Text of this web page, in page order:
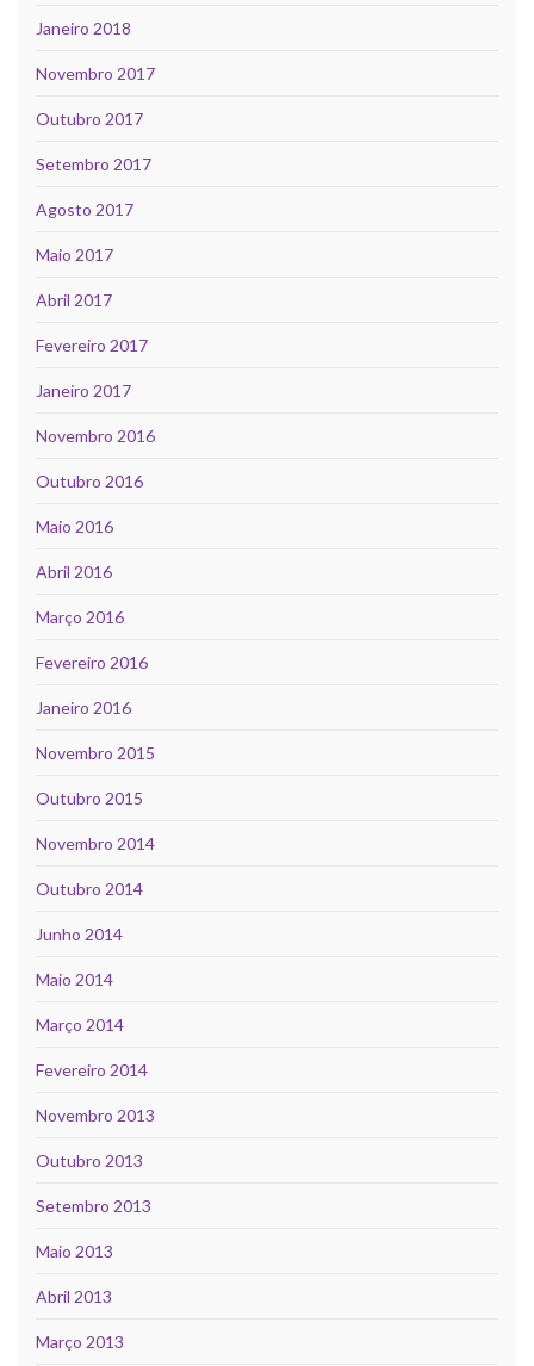
Janeiro 2018
Novembro 2017
Outubro 2017
Setembro 2017
Agosto 2017
Maio 2017
Abril 2017
Fevereiro 2017
Janeiro 2017
Novembro 2016
Outubro 2016
Maio 2016
Abril 2016
Março 2016
Fevereiro 2016
Janeiro 2016
Novembro 2015
Outubro 2015
Novembro 2014
Outubro 2014
Junho 2014
Maio 2014
Março 2014
Fevereiro 2014
Novembro 2013
Outubro 2013
Setembro 2013
Maio 2013
Abril 2013
Março 2013